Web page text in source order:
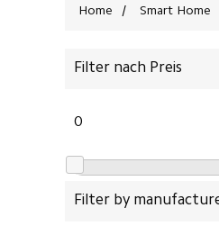
Home / Smart Home
Filter nach Preis
0
Filter by